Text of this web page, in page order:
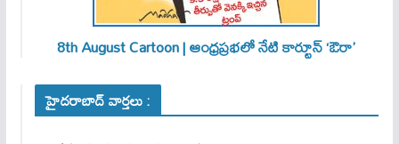
8th August Cartoon | ఆంధ్రప్రభలో నేటి కార్టూన్ ‘ఔరా’
హైదరాబాద్ వార్తలు :